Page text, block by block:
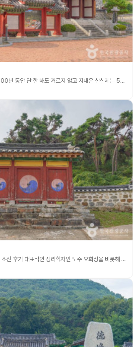
마을의 안녕과 풍요를 기원하며 500년 동안 단 한 해도 거르지 않고 지내온 산신제는 500년의 역사 동안 해주오 씨를 명가로 만들었던 훌륭하신 선대 조상님들의 흔적이다. 마을 뒤 고성산 아래 풍수지리의 삼수혈을 따라 자연스럽게 만들어진 풍수지리의 마을이다. 또한 선대 어르신을 공경하는 후손의 마을이 가득 담긴 19개의 크고 작은 묘역들과 선비 정신으로 충, 효, 예를 지키며 살아온 마을의 전통 관습 등 옛 모습 그대로 잘 보존된 마을이다. 예전부터
경앙사는 오진영 선생의 문인들이 조선 후기 대표적인 성리학자인 노주 오희상을 비롯해 간재 전우, 석농 오진영 선생의 학덕과 절개를 기리기 위해 위패를 봉안하고 제향을 올리는 사당이다. 매년 음력 3월 10일 제사를 지내고 있다. 건물은 총 26㎡(8평)로 겹처마 맞배지붕의 한옥이며, 홍살문, 삼문, 사당 등이 차례로 배치되어 있다. 특히 현판 액자는 석농의 제자인 월헌 이보림 선생이 썼다고 전해지는데 여기서 경앙은 ‘산은 사람을 우러러보고 길은 사람이